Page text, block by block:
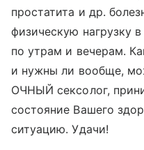
простатита и др.
физическую нагрузку
по утрам и вечерам.
и нужны ли вообще,
ОЧНЫЙ сексолог,
состояние Вашего
ситуацию. Удачи!